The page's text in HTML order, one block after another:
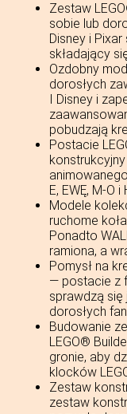
Zestaw
sobie lub
Disney i
składający
Ozdobny
dorosłych
ǀ Disney i
pobudzają
Postacie
E, EWĘ, M-O i
Modele
ruchome
Ponadto
ramiona, a
Pomysł na
— postacie z
sprawdzą się
dorosłych
Budowanie
LEGO®
gronie, aby
klocków
Zestaw
zestaw